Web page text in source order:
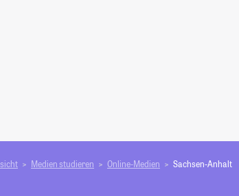
Medien studieren Online-Medien Sachsen-Anhalt